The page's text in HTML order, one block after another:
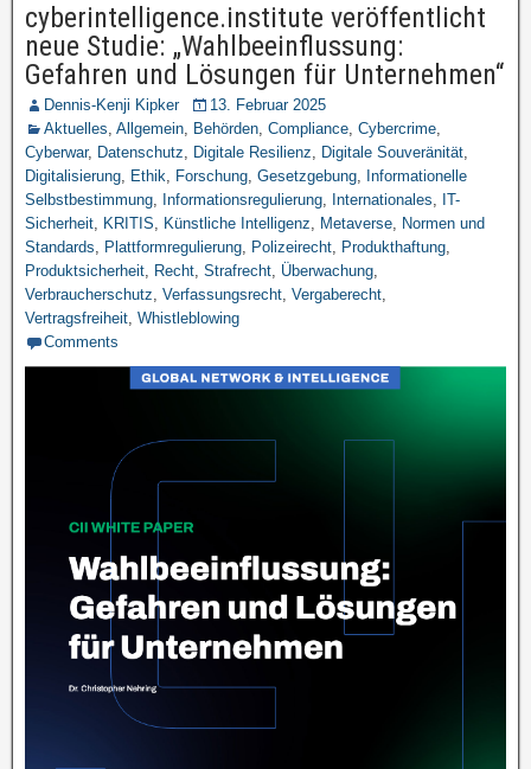
cyberintelligence.institute veröffentlicht
neue Studie: „Wahlbeeinflussung:
Gefahren und Lösungen für Unternehmen“
Dennis-Kenji Kipker
13. Februar 2025
Aktuelles, Allgemein, Behörden, Compliance, Cybercrime,
Cyberwar, Datenschutz, Digitale Resilienz, Digitale Souveränität,
Digitalisierung, Ethik, Forschung, Gesetzgebung, Informationelle
Selbstbestimmung, Informationsregulierung, Internationales, IT-
Sicherheit, KRITIS, Künstliche Intelligenz, Metaverse, Normen und
Standards, Plattformregulierung, Polizeirecht, Produkthaftung,
Produktsicherheit, Recht, Strafrecht, Überwachung,
Verbraucherschutz, Verfassungsrecht, Vergaberecht,
Vertragsfreiheit, Whistleblowing
Comments